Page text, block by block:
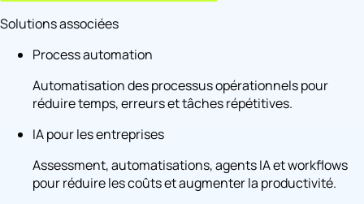
Solutions associées
Process automation
Automatisation des processus opérationnels pour
réduire temps, erreurs et tâches répétitives.
IA pour les entreprises
Assessment, automatisations, agents IA et workflows
pour réduire les coûts et augmenter la productivité.